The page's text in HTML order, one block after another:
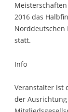
2016 das
Norddeutschen
statt.
Info
Veranstalter ist
der